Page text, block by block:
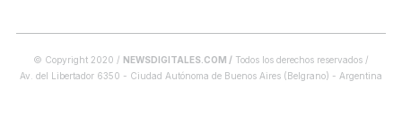
© Copyright 2020 / NEWSDIGITALES.COM / Todos los derechos reservados /
Av. del Libertador 6350 - Ciudad Autónoma de Buenos Aires (Belgrano) - Argentina